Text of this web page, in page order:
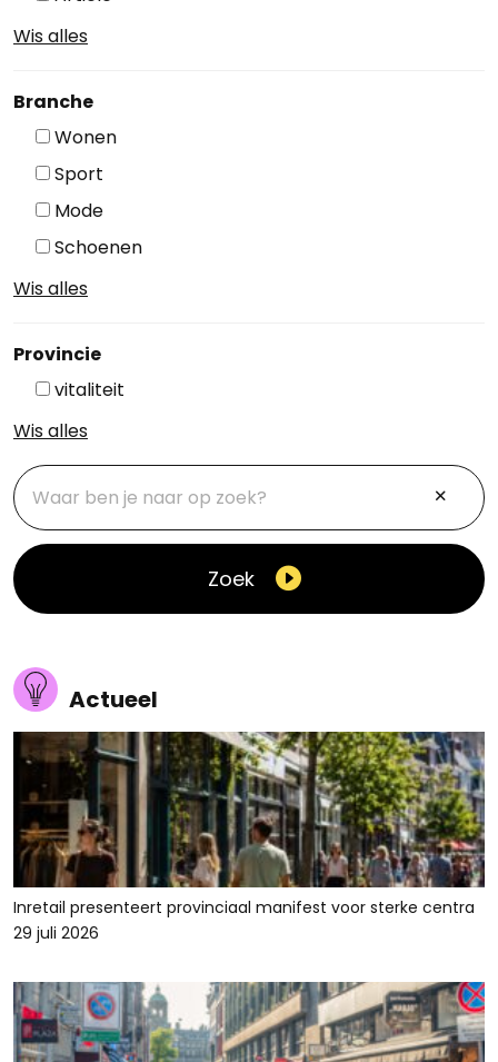
Wis alles
Branche
Wonen
Sport
Mode
Schoenen
Wis alles
Provincie
vitaliteit
Wis alles
Zoek
Actueel
Inretail presenteert provinciaal manifest voor sterke centra
29 juli 2026